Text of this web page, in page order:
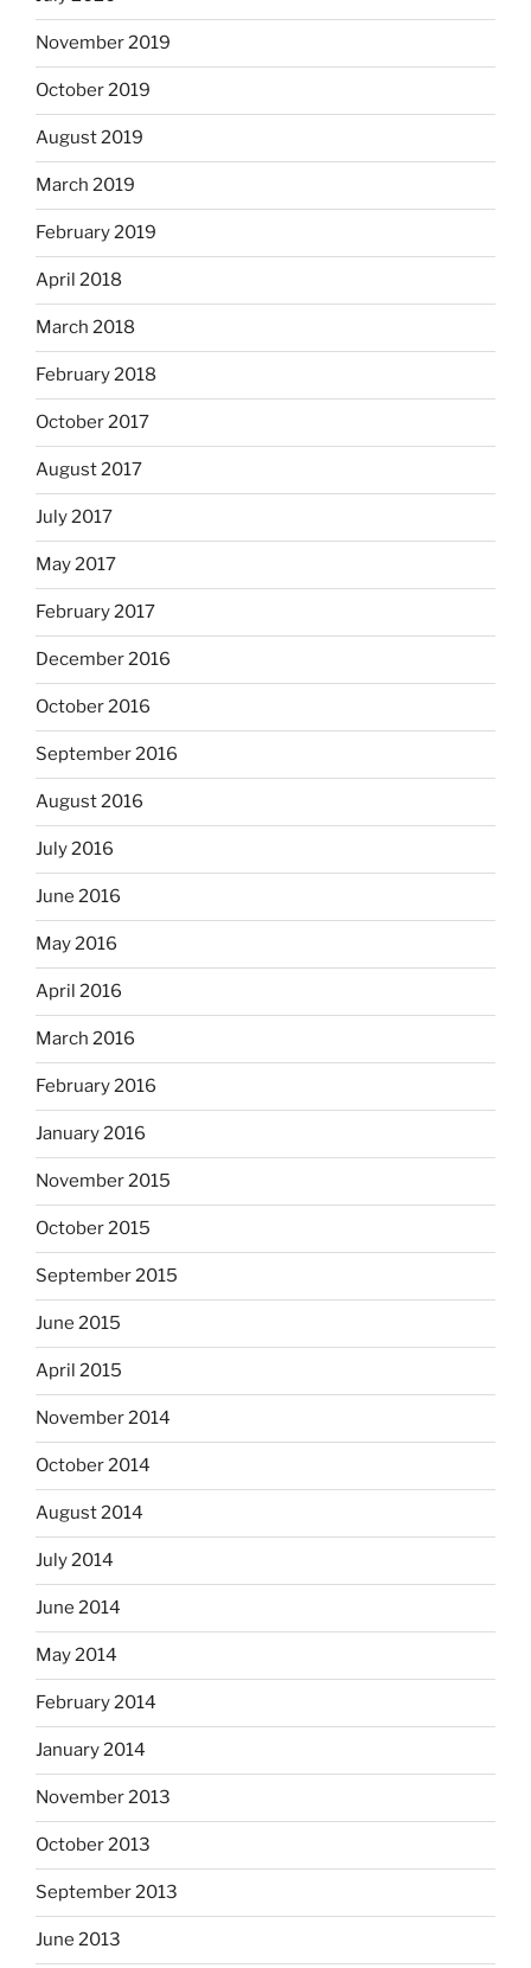
November 2019
October 2019
August 2019
March 2019
February 2019
April 2018
March 2018
February 2018
October 2017
August 2017
July 2017
May 2017
February 2017
December 2016
October 2016
September 2016
August 2016
July 2016
June 2016
May 2016
April 2016
March 2016
February 2016
January 2016
November 2015
October 2015
September 2015
June 2015
April 2015
November 2014
October 2014
August 2014
July 2014
June 2014
May 2014
February 2014
January 2014
November 2013
October 2013
September 2013
June 2013